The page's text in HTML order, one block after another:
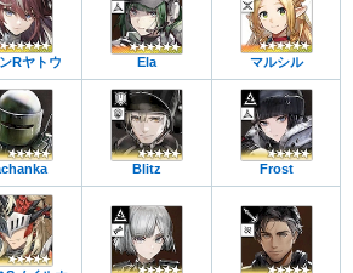
Rヤトウ Ela マルシル
Blitz Frost